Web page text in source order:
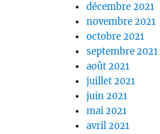
décembre 2021
novembre 2021
octobre 2021
septembre 2021
août 2021
juillet 2021
juin 2021
mai 2021
avril 2021